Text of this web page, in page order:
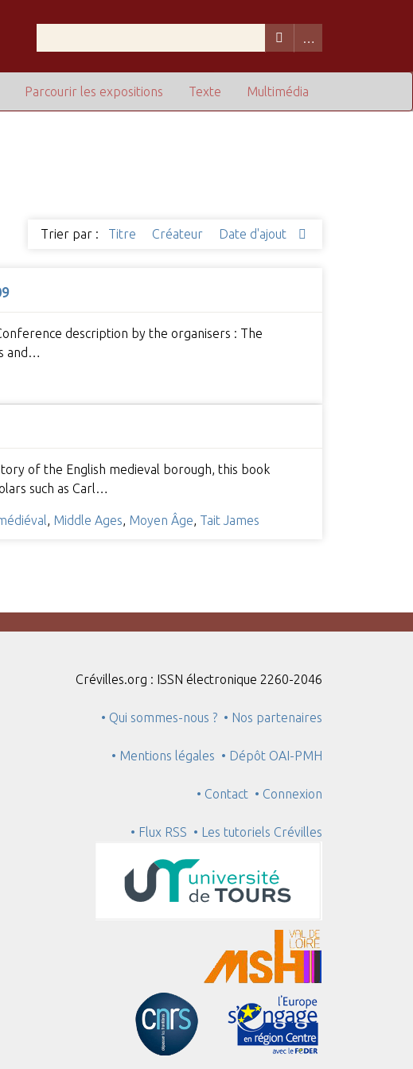
Multimédia
Texte
Parcourir les expositions
Trier par : Titre Créateur Date d'ajout
description by the organisers : The
and…
of the English medieval borough, this book
such as Carl…
, Middle Ages, Moyen Âge, Tait James
Crévilles.org : ISSN électronique 2260-2046
• Qui sommes-nous ? • Nos partenaires
• Mentions légales • Dépôt OAI-PMH
• Contact • Connexion
• Flux RSS • Les tutoriels Crévilles